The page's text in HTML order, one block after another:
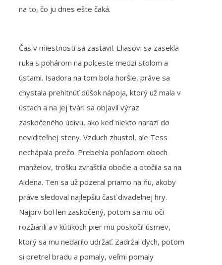
na to, čo ju dnes ešte čaká.
Čas v miestnosti sa zastavil. Eliasovi sa zasekla
ruka s pohárom na polceste medzi stolom a
ústami. Isadora na tom bola horšie, práve sa
chystala prehltnúť dúšok nápoja, ktorý už mala v
ústach a na jej tvári sa objavil výraz
zaskočeného údivu, ako keď niekto narazí do
neviditeľnej steny. Vzduch zhustol, ale Tess
nechápala prečo. Prebehla pohľadom oboch
manželov, trošku zvraštila obočie a otočila sa na
Aidena. Ten sa už pozeral priamo na ňu, akoby
práve sledoval najlepšiu časť divadelnej hry.
Najprv bol len zaskočený, potom sa mu oči
rozžiarili a v kútikoch pier mu poskočil úsmev,
ktorý sa mu nedarilo udržať. Zadržal dych, potom
si pretrel bradu a pomaly, veľmi pomaly